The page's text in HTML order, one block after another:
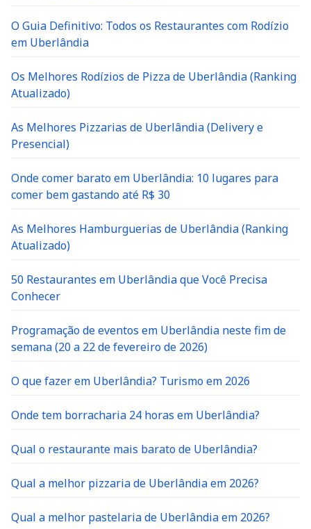
O Guia Definitivo: Todos os Restaurantes com Rodízio
em Uberlândia
Os Melhores Rodízios de Pizza de Uberlândia (Ranking
Atualizado)
As Melhores Pizzarias de Uberlândia (Delivery e
Presencial)
Onde comer barato em Uberlândia: 10 lugares para
comer bem gastando até R$ 30
As Melhores Hamburguerias de Uberlândia (Ranking
Atualizado)
50 Restaurantes em Uberlândia que Você Precisa
Conhecer
Programação de eventos em Uberlândia neste fim de
semana (20 a 22 de fevereiro de 2026)
O que fazer em Uberlândia? Turismo em 2026
Onde tem borracharia 24 horas em Uberlândia?
Qual o restaurante mais barato de Uberlândia?
Qual a melhor pizzaria de Uberlândia em 2026?
Qual a melhor pastelaria de Uberlândia em 2026?